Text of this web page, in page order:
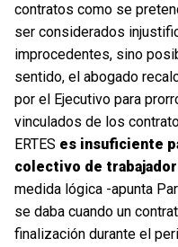
contratos como se
ser considerados
improcedentes, sino
sentido, el abogado
por el Ejecutivo para
vinculados de los
ERTES es insuficiente
colectivo de
medida lógica -apunta
se daba cuando un
finalización durante el